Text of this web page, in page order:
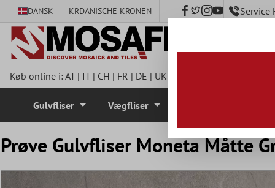
DANSK KRDÄNISCHE KRONEN
Køb online i:AT| IT| CH | FR | DE | UK
Gulvfliser Vægfliser
Prøve Gulvfliser Moneta Måtte